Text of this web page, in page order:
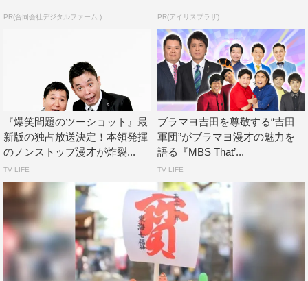
『2020年度版 漫才 爆笑問題のツーショット』
配信形態：見放題
©Contents League
爆笑問題
PR(合同会社デジタルファーム ) PR(アイリスプラザ)
『爆笑問題のツーショット』最
新版の独占放送決定！本領発揮
のノンストップ漫才が炸裂...
TV LIFE
ブラマヨ吉田を尊敬する“吉田
軍団”がブラマヨ漫才の魅力を
語る『MBS That’...
TV LIFE